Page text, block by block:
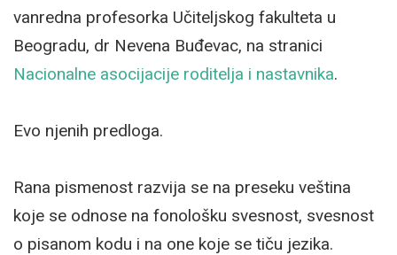
vanredna profesorka Učiteljskog fakulteta u
Beogradu, dr Nevena Buđevac, na stranici
Nacionalne asocijacije roditelja i nastavnika.
Evo njenih predloga.
Rana pismenost razvija se na preseku veština
koje se odnose na fonološku svesnost, svesnost
o pisanom kodu i na one koje se tiču jezika.